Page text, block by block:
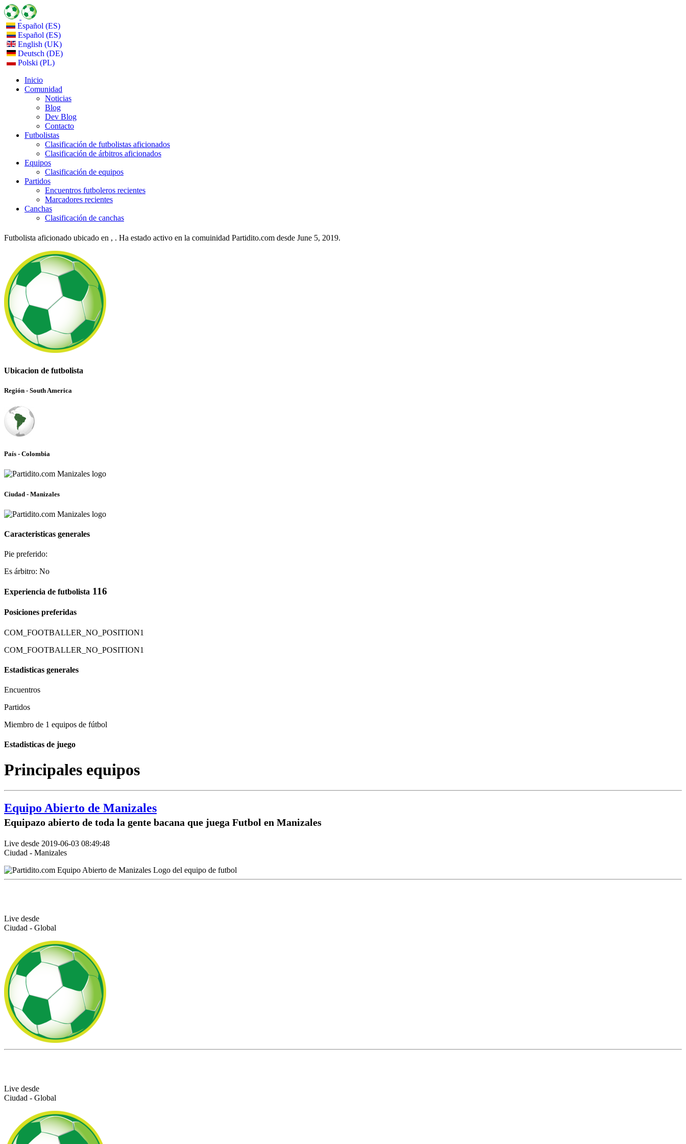
Español (ES)
Español (ES)
English (UK)
Deutsch (DE)
Polski (PL)
Inicio
Comunidad
Noticias
Blog
Dev Blog
Contacto
Futbolistas
Clasificación de futbolistas aficionados
Clasificación de árbitros aficionados
Equipos
Clasificación de equipos
Partidos
Encuentros futboleros recientes
Marcadores recientes
Canchas
Clasificación de canchas
Futbolista aficionado ubicado en , . Ha estado activo en la comuinidad Partidito.com desde June 5, 2019.
Ubicacion de futbolista
Región - South America
País - Colombia
Ciudad - Manizales
Caracteristicas generales
Pie preferido:
Es árbitro: No
Experiencia de futbolista 116
Posiciones preferidas
COM_FOOTBALLER_NO_POSITION1
COM_FOOTBALLER_NO_POSITION1
Estadisticas generales
Encuentros
Partidos
Miembro de 1 equipos de fútbol
Estadisticas de juego
Principales equipos
Equipo Abierto de Manizales
Equipazo abierto de toda la gente bacana que juega Futbol en Manizales
Live desde 2019-06-03 08:49:48
Ciudad - Manizales
Live desde
Ciudad - Global
Live desde
Ciudad - Global